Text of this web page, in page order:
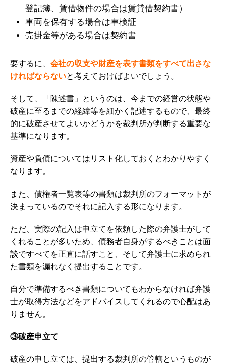
登記簿、賃借物件の場合は賃貸借契約書）
車両を保有する場合は車検証
売掛金等がある場合は契約書
要するに
会社の収支や財産を表す書類をすべて出さな
ければならないと考えておけばよいでしょう。
そして、「陳述書」というのは、今までの経営の状態や
破産に至るまでの経緯等を細かく記述するもので、最終
的に破産させてよいかどうかを裁判所が判断する重要な
基準になります。
資産や負債についてはリスト化しておくとわかりやすく
なります。
また、債権者一覧表等の書類は裁判所のフォーマットが
決まっているのでそれに記入する形になります。
ただ、実際の記入は申立てを依頼した際の弁護士がして
くれることが多いため、債務者自身がするべきことは面
談ですべてを正直に話すこと、そして弁護士に求められ
た書類を漏れなく提出することです。
自分で準備するべき書類についてもわからなければ弁護
士が取得方法などをアドバイスしてくれるので心配はあ
りません。
③破産申立て
破産の申し立ては、提出する裁判所の管轄というものが